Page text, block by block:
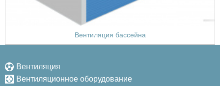
Вентиляция бассейна
Вентиляция
Вентиляционное оборудование